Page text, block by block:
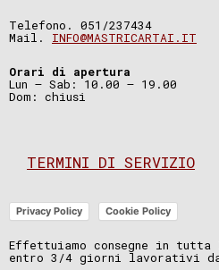
Telefono. 051/237434
Mail. INFO@MASTRICARTAI.IT
Orari di apertura
Lun – Sab: 10.00 – 19.00
Dom: chiusi
TERMINI DI SERVIZIO
Privacy Policy Cookie Policy
Effettuiamo consegne in
entro 3/4 giorni lavorativi